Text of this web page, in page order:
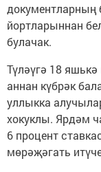
документларның
йортларыннан
булачак.
Түләүгә 18
аннан күбрәк
уллыкка
хокуклы. Ярдәм
6 процент
мөрәҗәгать